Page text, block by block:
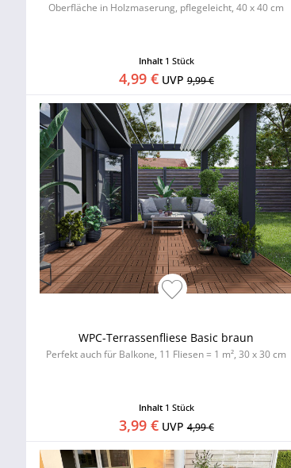
Oberfläche in Holzmaserung, pflegeleicht, 40 x 40 cm
Inhalt 1 Stück
4,99 €UVP9,99 €
WPC-Terrassenfliese Basic braun
Perfekt auch für Balkone, 11 Fliesen = 1 m², 30 x 30 cm
Inhalt 1 Stück
3,99 €UVP4,99 €